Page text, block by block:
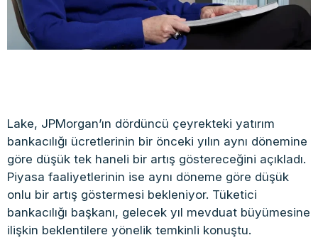
Lake, JPMorgan’ın dördüncü çeyrekteki yatırım
bankacılığı ücretlerinin bir önceki yılın aynı dönemine
göre düşük tek haneli bir artış göstereceğini açıkladı.
Piyasa faaliyetlerinin ise aynı döneme göre düşük
onlu bir artış göstermesi bekleniyor. Tüketici
bankacılığı başkanı, gelecek yıl mevduat büyümesine
ilişkin beklentilere yönelik temkinli konuştu.